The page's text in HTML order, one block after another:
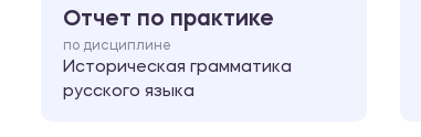
Отчет по практике
по дисциплине
Историческая грамматика
русского языка